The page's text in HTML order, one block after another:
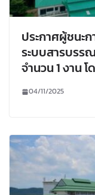
ประกาศผู้ชนะ
ระบบสารบรร
จำนวน 1 งาน โ
04/11/2025